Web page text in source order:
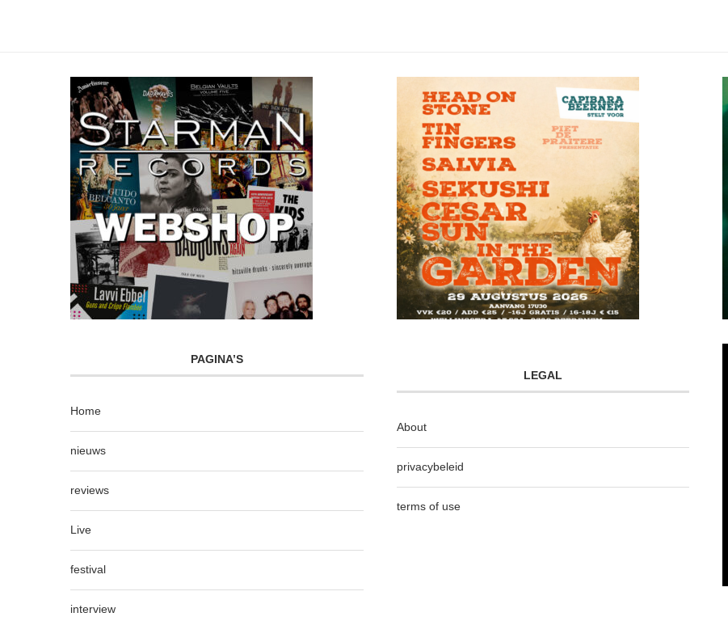
PAGINA’S
Home
nieuws
reviews
Live
festival
interview
LEGAL
About
privacybeleid
terms of use